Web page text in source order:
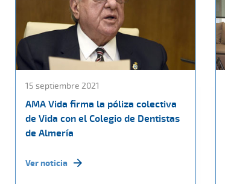
15 septiembre 2021
AMA Vida firma la póliza colectiva
de Vida con el Colegio de Dentistas
de Almería
Ver noticia